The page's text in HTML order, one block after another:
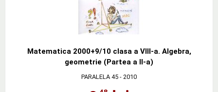
Matematica 2000+9/10 clasa a VIII-a. Algebra,
geometrie (Partea a II-a)
PARALELA 45 - 2010